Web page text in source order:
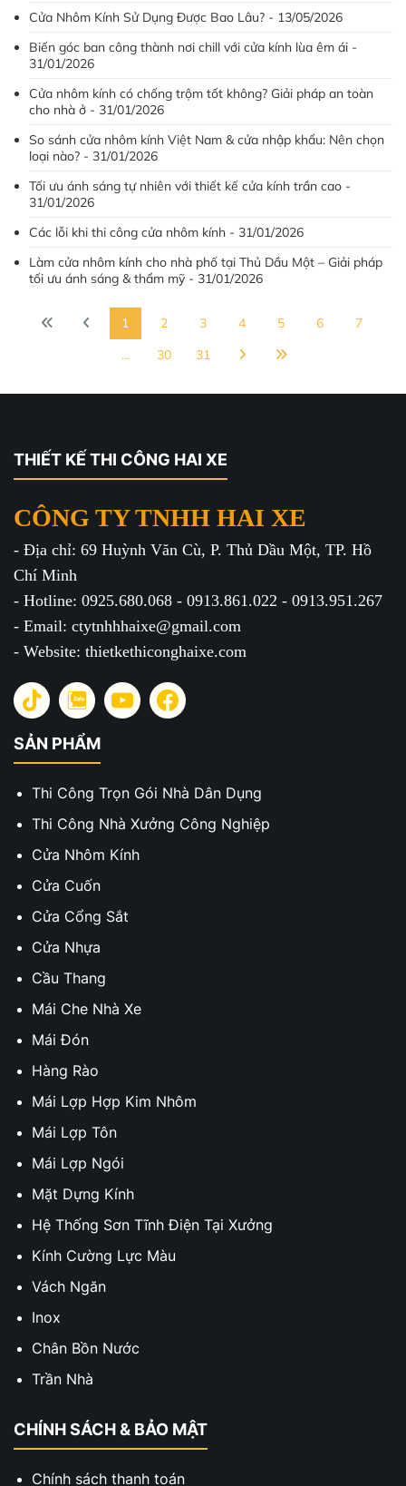
Cửa Nhôm Kính Sử Dụng Được Bao Lâu? - 13/05/2026
Biến góc ban công thành nơi chill với cửa kính lùa êm ái -
31/01/2026
Cửa nhôm kính có chống trộm tốt không? Giải pháp an toàn
cho nhà ở - 31/01/2026
So sánh cửa nhôm kính Việt Nam & cửa nhập khẩu: Nên chọn
loại nào? - 31/01/2026
Tối ưu ánh sáng tự nhiên với thiết kế cửa kính trần cao -
31/01/2026
Các lỗi khi thi công cửa nhôm kính - 31/01/2026
Làm cửa nhôm kính cho nhà phố tại Thủ Dầu Một – Giải pháp
tối ưu ánh sáng & thẩm mỹ - 31/01/2026
1 2 3 4 5 6
7
...
30 31
THIẾT KẾ THI CÔNG HAI XE
CÔNG TY TNHH HAI XE
- Địa chỉ: 69 Huỳnh Văn Cù, P. Thủ Dầu Một, TP. Hồ
Chí Minh
- Hotline: 0925.680.068 - 0913.861.022 - 0913.951.267
- Email: ctytnhhhaixe@gmail.com
- Website: thietkethiconghaixe.com
SẢN PHẨM
Thi Công Trọn Gói Nhà Dân Dụng
Thi Công Nhà Xưởng Công Nghiệp
Cửa Nhôm Kính
Cửa Cuốn
Cửa Cổng Sắt
Cửa Nhựa
Cầu Thang
Mái Che Nhà Xe
Mái Đón
Hàng Rào
Mái Lợp Hợp Kim Nhôm
Mái Lợp Tôn
Mái Lợp Ngói
Mặt Dựng Kính
Hệ Thống Sơn Tĩnh Điện Tại Xưởng
Kính Cường Lực Màu
Vách Ngăn
Inox
Chân Bồn Nước
Trần Nhà
CHÍNH SÁCH & BẢO MẬT
Chính sách thanh toán